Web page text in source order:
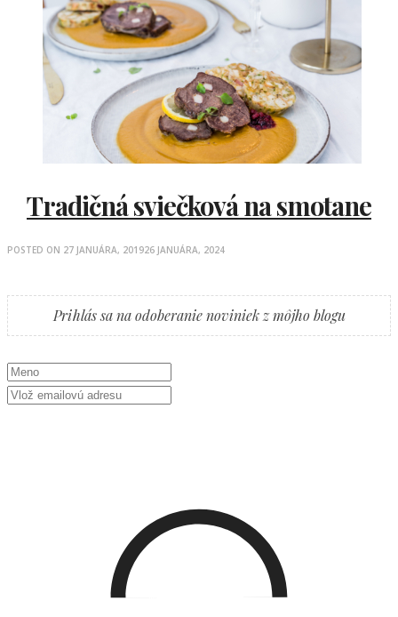
Tradičná sviečková na smotane
POSTED ON 27 JANUÁRA, 201926 JANUÁRA, 2024
Prihlás sa na odoberanie noviniek z môjho blogu